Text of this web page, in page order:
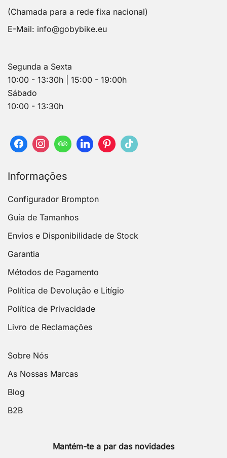
(Chamada para a rede fixa nacional)
E-Mail: info@gobybike.eu
Segunda a Sexta
10:00 - 13:30h | 15:00 - 19:00h
Sábado
10:00 - 13:30h
Informações
Configurador Brompton
Guia de Tamanhos
Envios e Disponibilidade de Stock
Garantia
Métodos de Pagamento
Política de Devolução e Litígio
Política de Privacidade
Livro de Reclamações
Sobre Nós
As Nossas Marcas
Blog
B2B
Mantém-te a par das novidades